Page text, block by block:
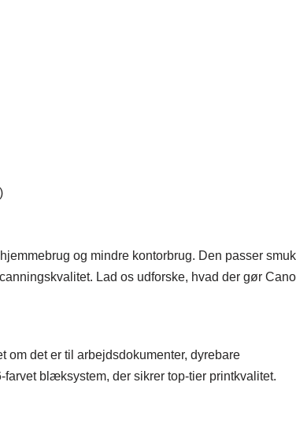
og mindre kontorbrug. Den passer
Lad os udforske, hvad der gør
om det er til arbejdsdokumenter, dyrebare
blæksystem, der sikrer top-tier printkvalitet.